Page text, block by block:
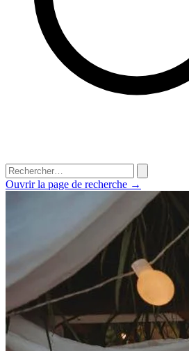
Ouvrir la page de recherche →